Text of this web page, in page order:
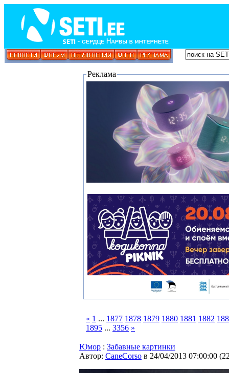
Реклама
« 1 ... 1877 1878 1879 1880 1881 1882
1895 ... 3356 »
Юмор : Забавные картинки
Автор: CaneCorso в 24/04/2013 07:00:00 (